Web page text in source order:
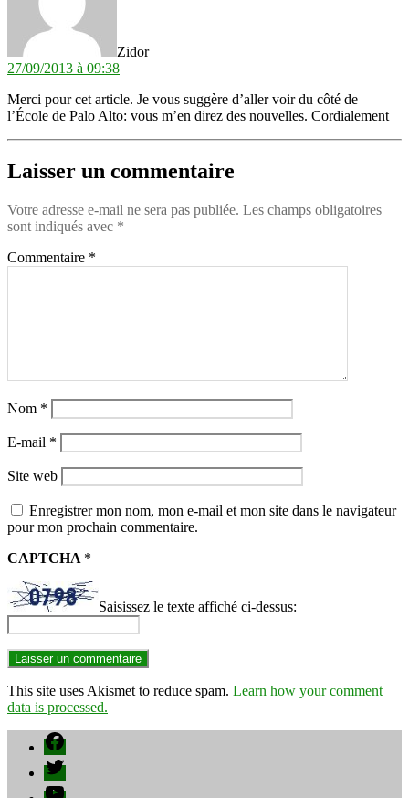
Zidor
27/09/2013 à 09:38
Merci pour cet article. Je vous suggère d’aller voir du côté de
l’École de Palo Alto: vous m’en direz des nouvelles. Cordialement
Laisser un commentaire
Votre adresse e-mail ne sera pas publiée. Les champs obligatoires
sont indiqués avec *
Commentaire *
Nom *
E-mail *
Site web
Enregistrer mon nom, mon e-mail et mon site dans le navigateur
pour mon prochain commentaire.
CAPTCHA *
Saisissez le texte affiché ci-dessus:
This site uses Akismet to reduce spam. Learn how your comment
data is processed.
Facebook
Twitter
YouTube